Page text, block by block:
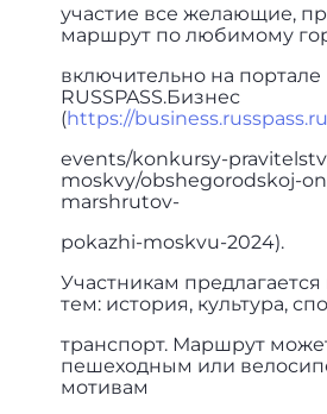
участие все желающие,
маршрут по любимому
включительно на портале
RUSSPASS.Бизнес
(https://
events/konkursy-
moskvy/obshegorodskoj-
marshrutov-
pokazhi-moskvu-2024).
Участникам
тем: история, культура,
транспорт. Маршрут
пешеходным или
мотивам